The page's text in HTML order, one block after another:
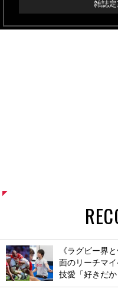
雑誌
《ラグビー界
面のリーチマ
技愛「好きだか